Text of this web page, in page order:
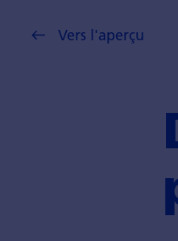
Vers l'aperçu